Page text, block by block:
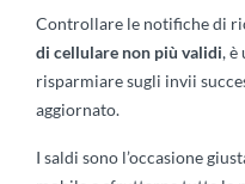
Controllare le notifiche di
di cellulare non più validi, è
risparmiare sugli invii
aggiornato.
I saldi sono l’occasione